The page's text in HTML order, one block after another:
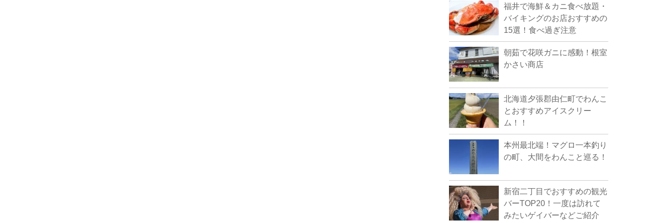
福井で海鮮＆カニ食べ放題・
バイキングのお店おすすめの
15選！食べ過ぎ注意
朝茹で花咲ガニに感動！根室
かさい商店
北海道夕張郡由仁町でわんこ
とおすすめアイスクリー
ム！！
本州最北端！マグロ一本釣り
の町、大間をわんこと巡る！
新宿二丁目でおすすめの観光
バーTOP20！一度は訪れて
みたいゲイバーなどご紹介